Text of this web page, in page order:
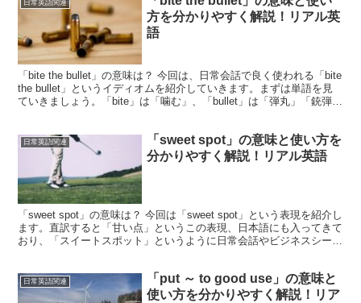
日常英語関連
方を分かりやすく解説！リアル英
語
「bite the bullet」の意味は？ 今回は、日常会話で良く使われる「bite
the bullet」というイディオムを紹介していきます。まずは単語を見
ていきましょう。「bite」は「噛む」、「bullet」は「弾丸」「銃弾」
日常英語関連
「sweet spot」の意味と使い方を
分かりやすく解説！リアル英語
「sweet spot」の意味は？ 今回は「sweet spot」という表現を紹介し
ます。直訳すると「甘い点」というこの表現、日本語にも入ってきて
おり、「スイートスポット」というように日常会話やビジネスシーン
日常英語関連
「put ～ to good use」の意味と
使い方を分かりやすく解説！リア